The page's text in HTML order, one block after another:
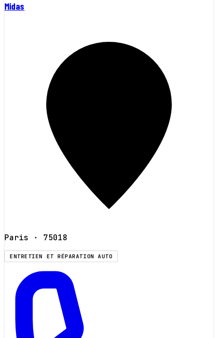
Midas
Paris · 75018
ENTRETIEN ET RÉPARATION AUTO